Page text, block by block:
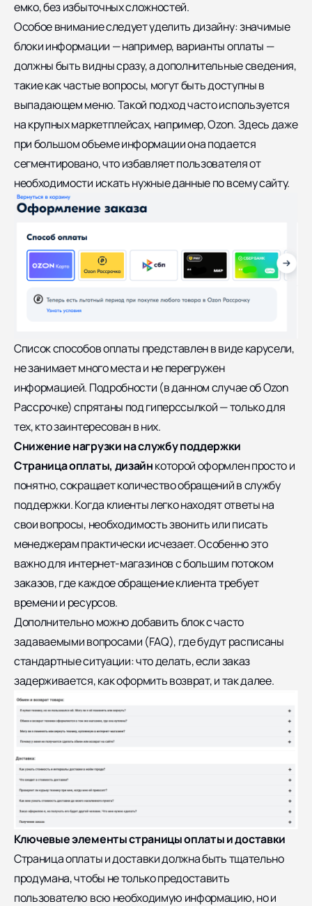
емко, без избыточных сложностей.
Особое внимание следует уделить дизайну: значимые
блоки информации — например, варианты оплаты —
должны быть видны сразу, а дополнительные сведения,
такие как частые вопросы, могут быть доступны в
выпадающем меню. Такой подход часто используется
на крупных маркетплейсах, например, Ozon. Здесь даже
при большом объеме информации она подается
сегментировано, что избавляет пользователя от
необходимости искать нужные данные по всему сайту.
Список способов оплаты представлен в виде карусели,
не занимает много места и не перегружен
информацией. Подробности (в данном случае об Ozon
Рассрочке) спрятаны под гиперссылкой — только для
тех, кто заинтересован в них.
Снижение нагрузки на службу поддержки
Страница оплаты, дизайнкоторой оформлен просто и
понятно, сокращает количество обращений в службу
поддержки. Когда клиенты легко находят ответы на
свои вопросы, необходимость звонить или писать
менеджерам практически исчезает. Особенно это
важно для интернет-магазинов с большим потоком
заказов, где каждое обращение клиента требует
времени и ресурсов.
Дополнительно можно добавить блок с часто
задаваемыми вопросами (FAQ), где будут расписаны
стандартные ситуации: что делать, если заказ
задерживается, как оформить возврат, и так далее.
Ключевые элементы страницы оплаты и доставки
Страница оплаты и доставки должна быть тщательно
продумана, чтобы не только предоставить
пользователю всю необходимую информацию, но и